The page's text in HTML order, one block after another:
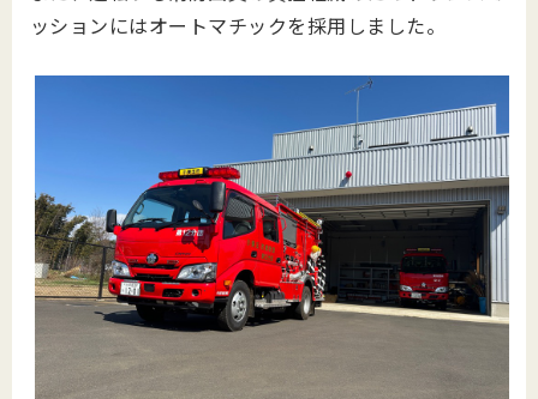
ッションにはオートマチックを採用しました。